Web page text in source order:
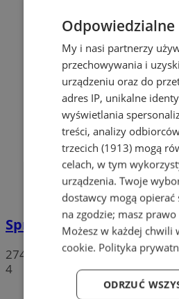
Sprzeciwiają się
274
4
Odpowiedzialne
My i nasi partnerzy
przechowywania i
urządzeniu oraz do
adres IP, unikalne
wyświetlania
treści, analizy
trzecich (1913)mogą
celach, w tym
urządzenia. Twoje
dostawcy mogą
na zgodzie; masz
Możesz w każdej chwili
cookie. Polityka
ODRZUĆ